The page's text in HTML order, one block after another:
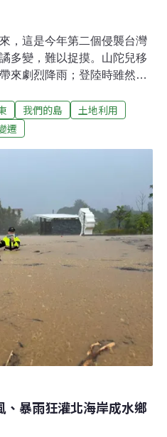
，這是今年第二個侵襲台灣
多變，難以捉摸。山陀兒移
來劇烈降雨；登陸時雖然減
發布三次颱風強風告警訊
的後勁持續發威，大雨狂炸
錄，山陀兒颱風，帶來哪些
陀兒颱風又來襲9月進入秋
逐漸接近台灣海域之後，竟
而來，甚至有逐漸增強的趨
掃台灣，讓曾經歷淹水惡夢
氣象署預測山陀兒颱風的登
雄人繃緊神經，市府特別擴
日，高雄山區撤離人數達到
中心的40多位民
我們的島
土地利用
遷
暴雨狂灌北海岸成水鄉